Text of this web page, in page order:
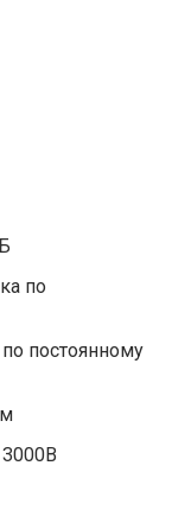
по
постоянному